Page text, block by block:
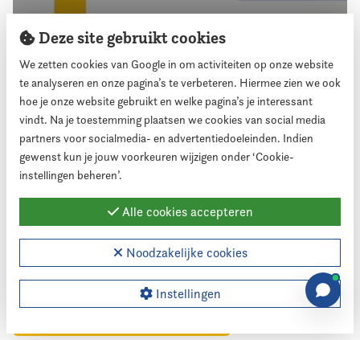
Thema's
Accountant (13)
Agressie, bedreiging & intimidatie (118)
Algemeen (202)
Bijeenkomsten (52)
Collegevorming (34)
Commissieleden (17)
Controle & toezicht (153)
Dag voor de Raad (49)
Diversiteit & Inclusiviteit (119)
Deze site gebruikt cookies
We zetten cookies van Google in om activiteiten op onze website
te analyseren en onze pagina’s te verbeteren. Hiermee zien we ook
hoe je onze website gebruikt en welke pagina’s je interessant
vindt. Na je toestemming plaatsen we cookies van social media
partners voor socialmedia- en advertentiedoeleinden. Indien
gewenst kun je jouw voorkeuren wijzigen onder ‘Cookie-
instellingen beheren’.
Alle cookies accepteren
Noodzakelijke cookies
Instellingen